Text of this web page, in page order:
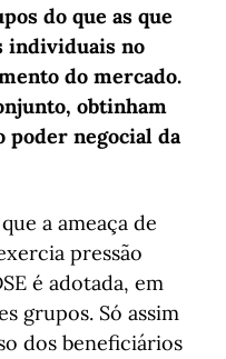
do que as que
individuais no
do mercado.
obtinham
poder negocial da
a ameaça de
pressão
é adotada, em
grupos. Só assim
dos beneficiários